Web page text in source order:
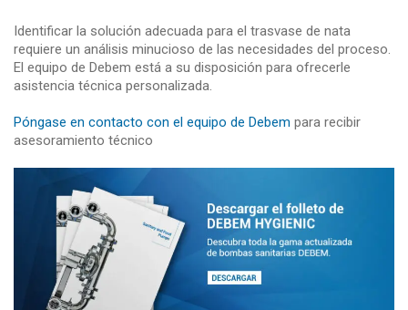
Identificar la solución adecuada para el trasvase de nata
requiere un análisis minucioso de las necesidades del proceso.
El equipo de Debem está a su disposición para ofrecerle
asistencia técnica personalizada.
Póngase en contacto con el equipo de Debem para recibir
asesoramiento técnico